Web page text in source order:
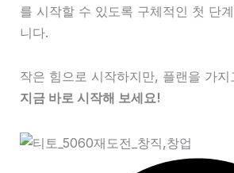
를 시작할 수 있도록 구체적인 첫 단
니다.
작은 힘으로 시작하지만, 플랜을 가지
지금 바로 시작해 보세요!